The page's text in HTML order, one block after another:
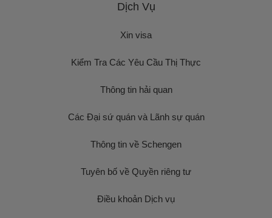
Dịch Vụ
Xin visa
Kiểm Tra Các Yêu Cầu Thị Thực
Thông tin hải quan
Các Đại sứ quán và Lãnh sự quán
Thông tin về Schengen
Tuyên bố về Quyền riêng tư
Điều khoản Dịch vụ